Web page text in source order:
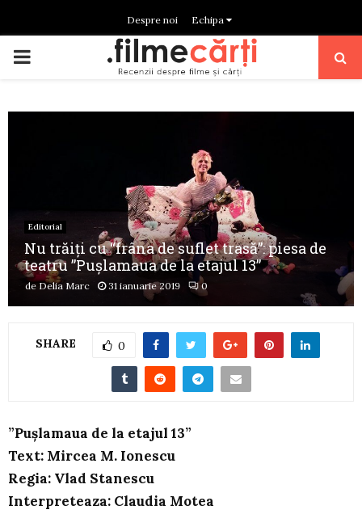
Despre noi Echipa
PRIMARY
Editorial
Nu trăiți cu “frâna de suflet trasă”: piesa de
teatru ”Pușlamaua de la etajul 13”
de Delia Marc 31 ianuarie 2019 0
SHARE 0
”Pușlamaua de la etajul 13”
Text: Mircea M. Ionescu
Regia: Vlad Stanescu
Interpreteaza: Claudia Motea